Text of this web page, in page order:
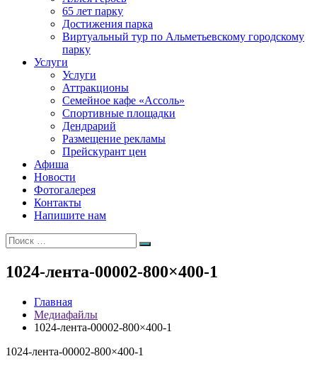
65 лет парку
Достижения парка
Виртуальный тур по Альметьевскому городскому
парку
Услуги
Услуги
Аттракционы
Семейное кафе «Ассоль»
Спортивные площадки
Дендрарий
Размещение рекламы
Прейскурант цен
Афиша
Новости
Фотогалерея
Контакты
Напишите нам
Искать:
Поиск
1024-лента-00002-800×400-1
Главная
Медиафайлы
1024-лента-00002-800×400-1
1024-лента-00002-800×400-1